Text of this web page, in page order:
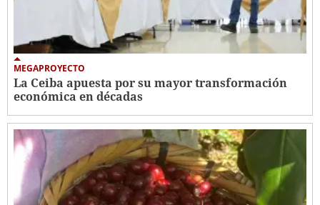
MEGAPROYECTO
La Ceiba apuesta por su mayor transformación
económica en décadas